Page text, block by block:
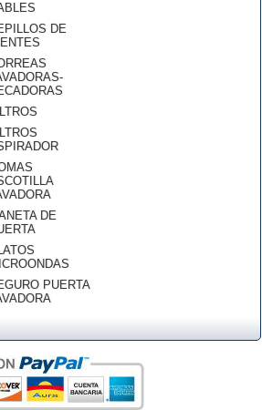
DE
DE
PUERTA